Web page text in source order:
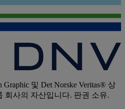
및 Det Norske Veritas® 상
회사의 자산입니다. 판권 소유.